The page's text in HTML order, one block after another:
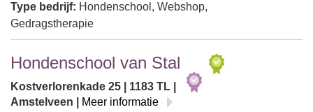
Type bedrijf: Hondenschool, Webshop,
Gedragstherapie
Hondenschool van Stal
Kostverlorenkade 25 | 1183 TL |
Amstelveen |
Meer informatie